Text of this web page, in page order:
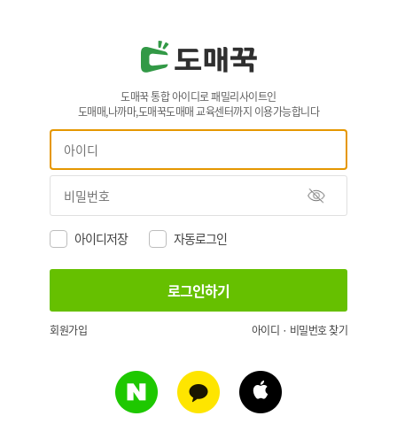
도매꾹 통합 아이디로 패밀리사이트인
도매매,나까마,도매꾹도매매 교육센터까지 이용가능합니다
아이디저장 자동로그인
회원가입 아이디 · 비밀번호 찾기